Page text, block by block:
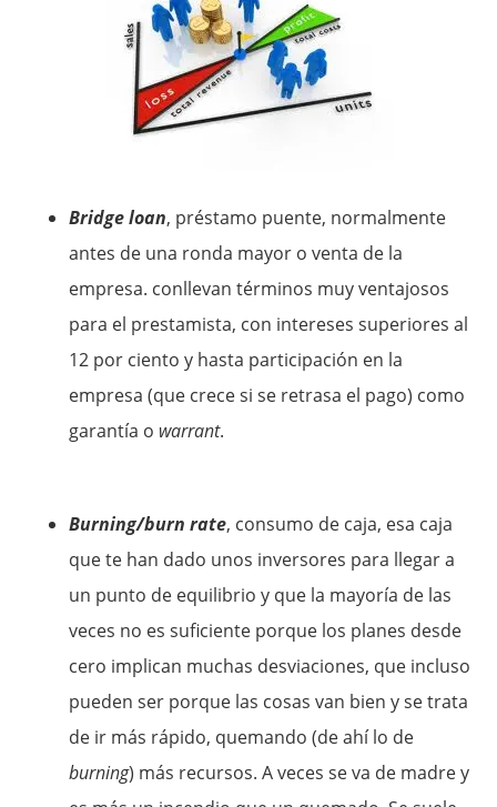
Bridge loan, préstamo puente, normalmente
antes de una ronda mayor o venta de la
empresa. conllevan términos muy ventajosos
para el prestamista, con intereses superiores al
12 por ciento y hasta participación en la
empresa (que crece si se retrasa el pago) como
garantía o warrant.
Burning/burn rate, consumo de caja, esa caja
que te han dado unos inversores para llegar a
un punto de equilibrio y que la mayoría de las
veces no es suficiente porque los planes desde
cero implican muchas desviaciones, que incluso
pueden ser porque las cosas van bien y se trata
de ir más rápido, quemando (de ahí lo de
burning) más recursos. A veces se va de madre y